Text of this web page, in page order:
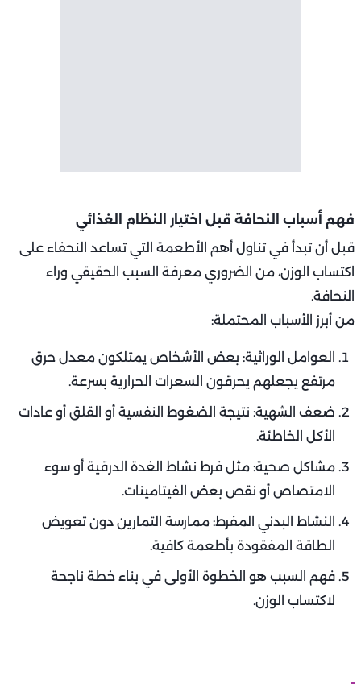
فهم أسباب النحافة قبل اختيار النظام الغذائي
قبل أن تبدأ في تناول أهم الأطعمة التي تساعد النحفاء على
اكتساب الوزن، من الضروري معرفة السبب الحقيقي وراء
النحافة.
من أبرز الأسباب المحتملة:
العوامل الوراثية: بعض الأشخاص يمتلكون معدل حرق
مرتفع يجعلهم يحرقون السعرات الحرارية بسرعة.
ضعف الشهية: نتيجة الضغوط النفسية أو القلق أو عادات
الأكل الخاطئة.
مشاكل صحية: مثل فرط نشاط الغدة الدرقية أو سوء
الامتصاص أو نقص بعض الفيتامينات.
النشاط البدني المفرط: ممارسة التمارين دون تعويض
الطاقة المفقودة بأطعمة كافية.
فهم السبب هو الخطوة الأولى في بناء خطة ناجحة
لاكتساب الوزن.